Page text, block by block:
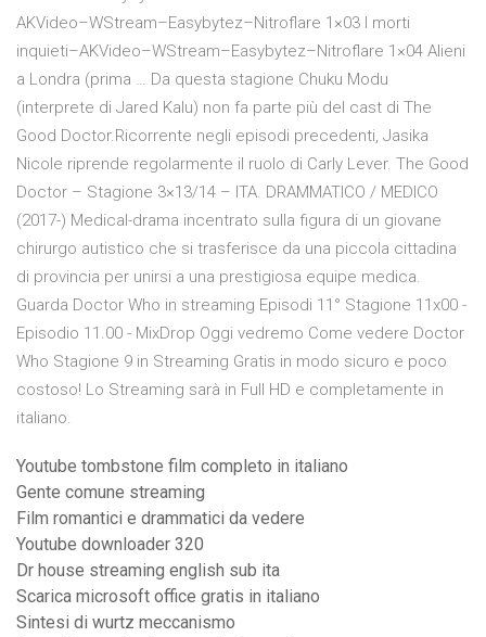
AKVideo–WStream–Easybytez–Nitroflare 1×03 I morti
inquieti–AKVideo–WStream–Easybytez–Nitroflare 1×04 Alieni
a Londra (prima … Da questa stagione Chuku Modu
(interprete di Jared Kalu) non fa parte più del cast di The
Good Doctor.Ricorrente negli episodi precedenti, Jasika
Nicole riprende regolarmente il ruolo di Carly Lever. The Good
Doctor – Stagione 3×13/14 – ITA. DRAMMATICO / MEDICO
(2017-) Medical-drama incentrato sulla figura di un giovane
chirurgo autistico che si trasferisce da una piccola cittadina
di provincia per unirsi a una prestigiosa equipe medica.
Guarda Doctor Who in streaming Episodi 11° Stagione 11x00 -
Episodio 11.00 - MixDrop Oggi vedremo Come vedere Doctor
Who Stagione 9 in Streaming Gratis in modo sicuro e poco
costoso! Lo Streaming sarà in Full HD e completamente in
italiano.
Youtube tombstone film completo in italiano
Gente comune streaming
Film romantici e drammatici da vedere
Youtube downloader 320
Dr house streaming english sub ita
Scarica microsoft office gratis in italiano
Sintesi di wurtz meccanismo